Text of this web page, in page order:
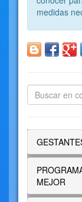
medidas
MEJOR